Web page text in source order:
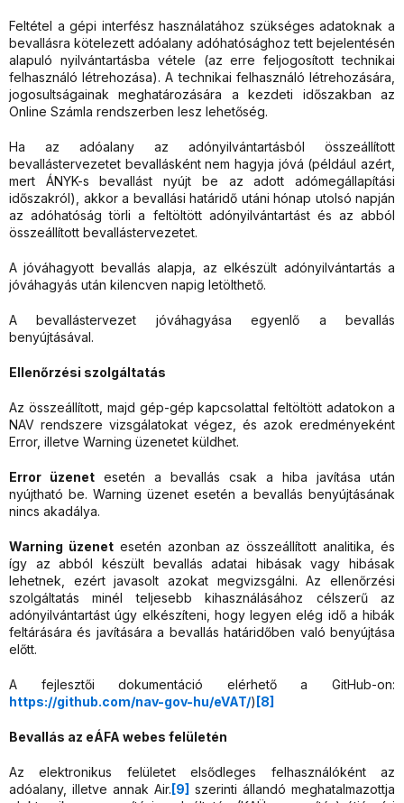
Feltétel a gépi interfész használatához szükséges adatoknak a
bevallásra kötelezett adóalany adóhatósághoz tett bejelentésén
alapuló nyilvántartásba vétele (az erre feljogosított technikai
felhasználó létrehozása). A technikai felhasználó létrehozására,
jogosultságainak meghatározására a kezdeti időszakban az
Online Számla rendszerben lesz lehetőség.
Ha az adóalany az adónyilvántartásból összeállított
bevallástervezetet bevallásként nem hagyja jóvá (például azért,
mert ÁNYK-s bevallást nyújt be az adott adómegállapítási
időszakról), akkor a bevallási határidő utáni hónap utolsó napján
az adóhatóság törli a feltöltött adónyilvántartást és az abból
összeállított bevallástervezetet.
A jóváhagyott bevallás alapja, az elkészült adónyilvántartás a
jóváhagyás után kilencven napig letölthető.
A bevallástervezet jóváhagyása egyenlő a bevallás
benyújtásával.
Ellenőrzési szolgáltatás
Az összeállított, majd gép-gép kapcsolattal feltöltött adatokon a
NAV rendszere vizsgálatokat végez, és azok eredményeként
Error, illetve Warning üzenetet küldhet.
Error üzenet esetén a bevallás csak a hiba javítása után
nyújtható be. Warning üzenet esetén a bevallás benyújtásának
nincs akadálya.
Warning üzenetesetén azonban az összeállított analitika, és
így az abból készült bevallás adatai hibásak vagy hibásak
lehetnek, ezért javasolt azokat megvizsgálni. Az ellenőrzési
szolgáltatás minél teljesebb kihasználásához célszerű az
adónyilvántartást úgy elkészíteni, hogy legyen elég idő a hibák
feltárására és javítására a bevallás határidőben való benyújtása
előtt.
A fejlesztői dokumentáció elérhető a GitHub-on:
https://github.com/nav-gov-hu/eVAT/) [8]
Bevallás az eÁFA webes felületén
Az elektronikus felületet elsődleges felhasználóként az
adóalany, illetve annak Air. [9] szerinti állandó meghatalmazottja